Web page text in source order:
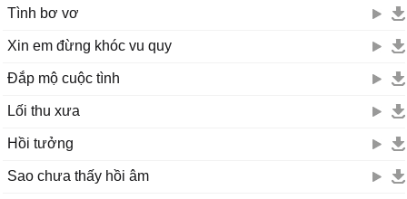
Tình bơ vơ
Xin em đừng khóc vu quy
Đắp mộ cuộc tình
Lối thu xưa
Hồi tưởng
Sao chưa thấy hồi âm